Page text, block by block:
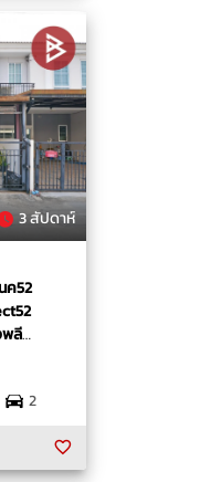
3 สัปดาห์
ค52
พลี
2